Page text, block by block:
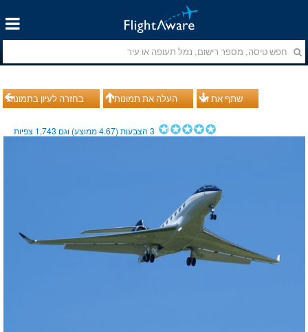
בחזרה לעיון בתמונות העלה את תמונותיך שתף את זה
3הצבעות (4.67ממוצע) וגם 1,743 צפיות